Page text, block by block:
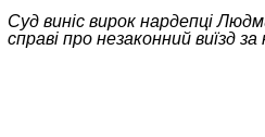
Суд виніс вирок нардепці
справі про незаконний виїзд за